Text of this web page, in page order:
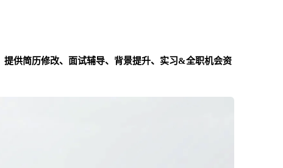
提供简历修改、面试辅导、背景提升、实习&全职机会资